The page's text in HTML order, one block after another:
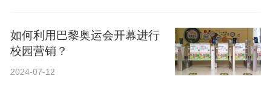
如何利用巴黎奥运会开幕进行
校园营销？
2024-07-12